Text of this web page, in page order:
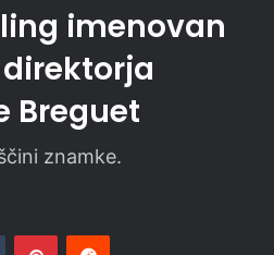
imenovan
Breguet
znamke.
Tumblr PinterestReddit